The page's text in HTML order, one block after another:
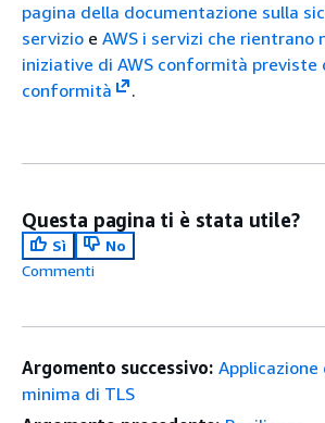
pagina della documentazione sulla
servizio e AWS i servizi che rientrano
iniziative di AWS conformità previste
conformità
.
Questa pagina ti è stata utile?
Sì
No
Commenti
Argomento successivo: Applicazione
minima di TLS